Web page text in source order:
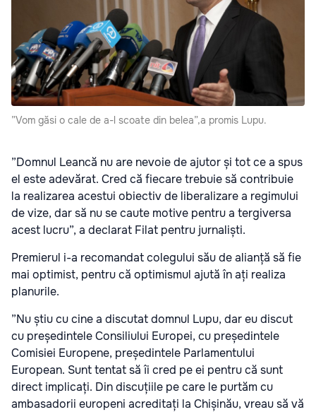
”Vom găsi o cale de a-l scoate din belea”,a promis Lupu.
”Domnul Leancă nu are nevoie de ajutor și tot ce a spus
el este adevărat. Cred că fiecare trebuie să contribuie
la realizarea acestui obiectiv de liberalizare a regimului
de vize, dar să nu se caute motive pentru a tergiversa
acest lucru”, a declarat Filat pentru jurnaliști.
Premierul i-a recomandat colegului său de alianță să fie
mai optimist, pentru că optimismul ajută în ați realiza
planurile.
”Nu știu cu cine a discutat domnul Lupu, dar eu discut
cu președintele Consiliului Europei, cu președintele
Comisiei Europene, președintele Parlamentului
European. Sunt tentat să îi cred pe ei pentru că sunt
direct implicați. Din discuțiile pe care le purtăm cu
ambasadorii europeni acreditați la Chișinău, vreau să vă